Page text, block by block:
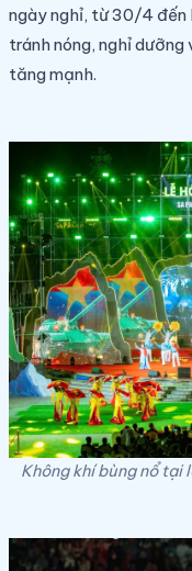
ngày nghỉ, từ 30/4 đến
tránh nóng, nghỉ
tăng mạnh.
Không khí bùng nổ tại